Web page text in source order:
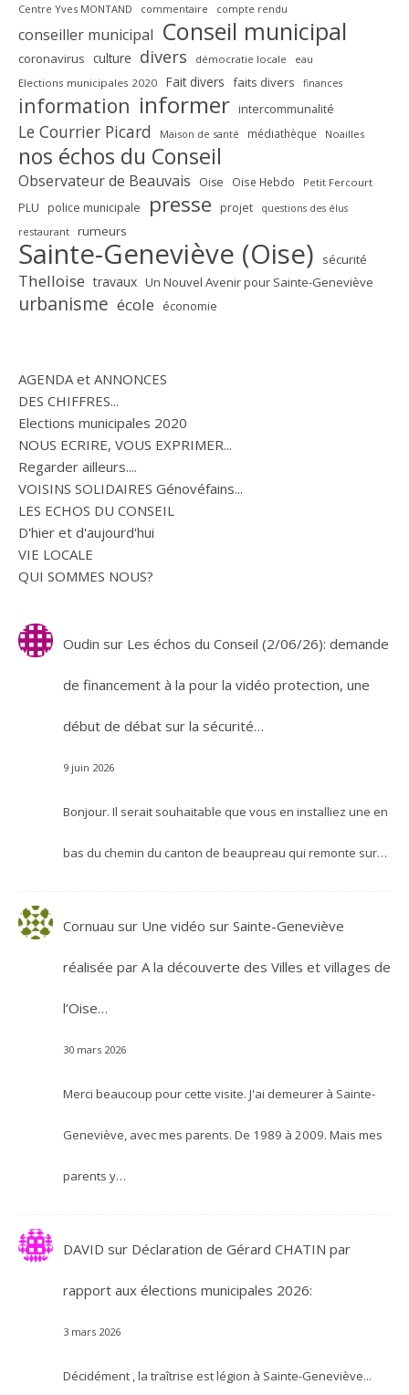
Centre Yves MONTAND commentaire compte rendu
conseiller municipal Conseil municipal
coronavirus culture divers démocratie locale eau
Elections municipales 2020 Fait divers faits divers finances
information informer intercommunalité
Le Courrier Picard Maison de santé médiathèque Noailles
nos échos du Conseil
Observateur de Beauvais Oise Oise Hebdo Petit Fercourt
PLU police municipale presse projet questions des élus
restaurant rumeurs
Sainte-Geneviève (Oise) sécurité
Thelloise travaux Un Nouvel Avenir pour Sainte-Geneviève
urbanisme école économie
AGENDA et ANNONCES
DES CHIFFRES...
Elections municipales 2020
NOUS ECRIRE, VOUS EXPRIMER...
Regarder ailleurs....
VOISINS SOLIDAIRES Génovéfains...
LES ECHOS DU CONSEIL
D'hier et d'aujourd'hui
VIE LOCALE
QUI SOMMES NOUS?
Oudin sur Les échos du Conseil (2/06/26): demande
de financement à la pour la vidéo protection, une
début de débat sur la sécurité…
9 juin 2026
Bonjour. Il serait souhaitable que vous en installiez une en
bas du chemin du canton de beaupreau qui remonte sur…
Cornuau sur Une vidéo sur Sainte-Geneviève
réalisée par A la découverte des Villes et villages de
l’Oise…
30 mars 2026
Merci beaucoup pour cette visite. J'ai demeurer à Sainte-
Geneviève, avec mes parents. De 1989 à 2009. Mais mes
parents y…
DAVID sur Déclaration de Gérard CHATIN par
rapport aux élections municipales 2026:
3 mars 2026
Décidément , la traîtrise est légion à Sainte-Geneviève...